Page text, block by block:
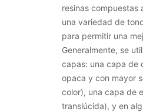
resinas compuestas
una variedad de
para permitir una
Generalmente, se
capas: una capa de
opaca y con mayor
color), una capa de
translúcida), y en